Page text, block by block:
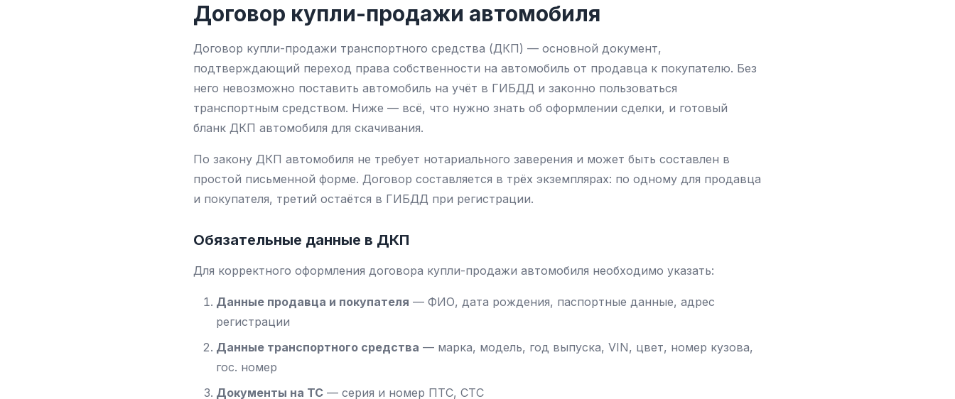
Договор купли-продажи автомобиля
Договор купли-продажи транспортного средства (ДКП) — основной документ,
подтверждающий переход права собственности на автомобиль от продавца к покупателю. Без
него невозможно поставить автомобиль на учёт в ГИБДД и законно пользоваться
транспортным средством. Ниже — всё, что нужно знать об оформлении сделки, и готовый
бланк ДКП автомобиля для скачивания.
По закону ДКП автомобиля не требует нотариального заверения и может быть составлен в
простой письменной форме. Договор составляется в трёх экземплярах: по одному для продавца
и покупателя, третий остаётся в ГИБДД при регистрации.
Обязательные данные в ДКП
Для корректного оформления договора купли-продажи автомобиля необходимо указать:
Данные продавца и покупателя — ФИО, дата рождения, паспортные данные, адрес
регистрации
Данные транспортного средства — марка, модель, год выпуска, VIN, цвет, номер кузова,
гос. номер
Документы на ТС — серия и номер ПТС, СТС